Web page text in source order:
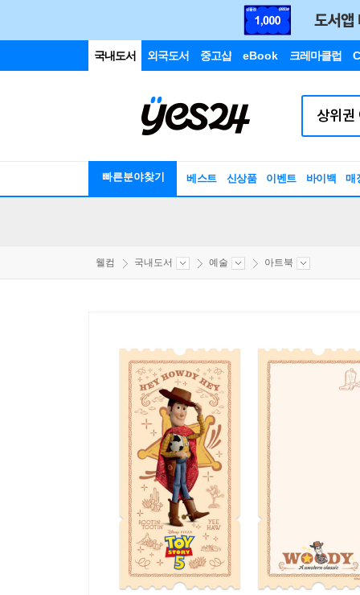
국내도서 외국도서 중고샵 eBook 크레마클럽
빠른분야찾기 베스트 신상품 이벤트 바이백 매
웰컴 국내도서 예술 아트북